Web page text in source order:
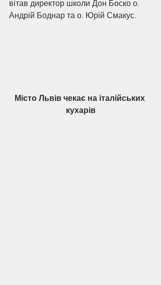
вітав директор школи Дон Боско о.
Андрій Боднар та о. Юрій Смакус.
Місто Львів чекає на італійських
кухарів